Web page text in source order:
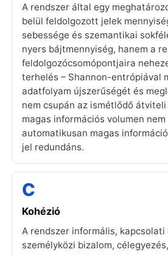
A rendszer által egy
belül feldolgozott jelek
sebessége és szemantikai
nyers bájtmennyiség, hanem a
feldolgozócsomópontjaira
terhelés – Shannon-entrópiával
adatfolyam újszerűségét és
nem csupán az ismétlődő
magas információs volumen
automatikusan magas
jel redundáns.
C
Kohézió
A rendszer informális,
személyközi bizalom,